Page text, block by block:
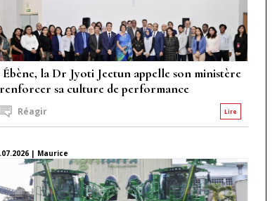
la Dr Jyoti Jeetun appelle son ministère
sa culture de performance
Lire
Réagir
| Maurice